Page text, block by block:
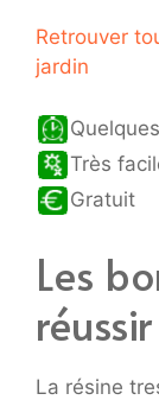
Retrouver
jardin
Très
Gratuit
Les
La résine